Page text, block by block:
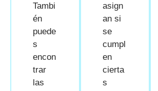
Tambi
én
puede
s
encon
trar
las
asign
an si
se
cumpl
en
cierta
s